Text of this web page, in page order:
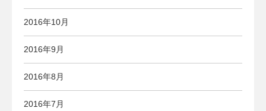
2016年10月
2016年9月
2016年8月
2016年7月